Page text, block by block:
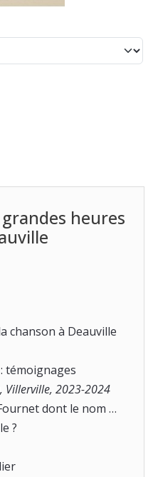
heures
chanson à Deauville
témoignages
Villerville, 2023-2024
dont le nom …
?